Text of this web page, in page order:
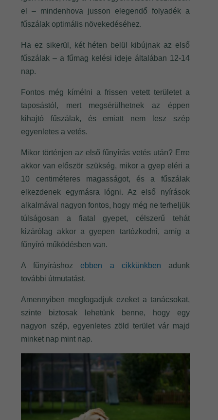
el – mindenhova jusson elegendő folyadék a
fűszálak optimális növekedéséhez.
Ha ez sikerül, két héten belül kibújnak az első
fűszálak – a fűmag kelési ideje általában 12-14
nap.
Fontos még kímélni a frissen vetett területet a
taposástól, mert megsérülhetnek az éppen
kihajtó fűszálak, és emiatt nem lesz szép
egyenletes a vetés.
Mikor történjen az első fűnyírás vetés után? Erre
akkor van először szükség, mikor a gyep eléri a
10 centiméteres magasságot, és a fűszálak
elkezdenek egymásra lógni. Az első nyírások
alkalmával nagyon fontos, hogy még ne terheljük
túlságosan a fiatal gyepet, célszerű tehát
kizárólag akkor a gyepen tartózkodni, amíg a
fűnyíró működésben van.
A fűnyíráshozebben a cikkünkben adunk
további útmutatást.
Amennyiben megfogadjuk ezeket a tanácsokat,
szinte biztosak lehetünk benne, hogy egy
nagyon szép, egyenletes zöld terület vár majd
minket nap mint nap.